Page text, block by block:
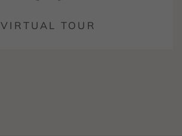
VIRTUAL TOUR